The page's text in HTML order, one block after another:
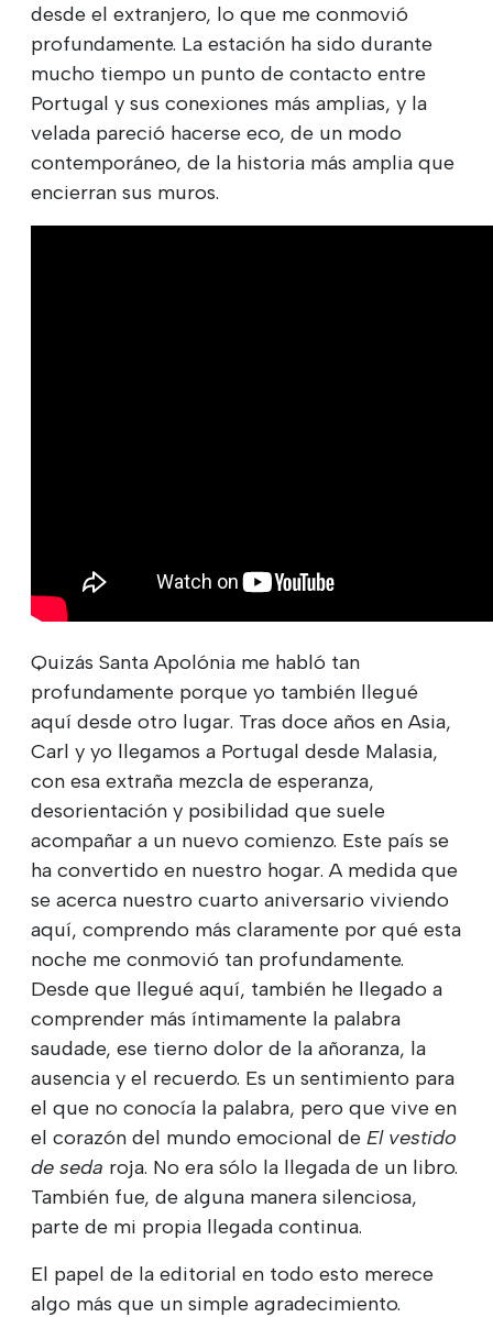
desde el extranjero, lo que me conmovió
profundamente. La estación ha sido durante
mucho tiempo un punto de contacto entre
Portugal y sus conexiones más amplias, y la
velada pareció hacerse eco, de un modo
contemporáneo, de la historia más amplia que
encierran sus muros.
Quizás Santa Apolónia me habló tan
profundamente porque yo también llegué
aquí desde otro lugar. Tras doce años en Asia,
Carl y yo llegamos a Portugal desde Malasia,
con esa extraña mezcla de esperanza,
desorientación y posibilidad que suele
acompañar a un nuevo comienzo. Este país se
ha convertido en nuestro hogar. A medida que
se acerca nuestro cuarto aniversario viviendo
aquí, comprendo más claramente por qué esta
noche me conmovió tan profundamente.
Desde que llegué aquí, también he llegado a
comprender más íntimamente la palabra
saudade, ese tierno dolor de la añoranza, la
ausencia y el recuerdo. Es un sentimiento para
el que no conocía la palabra, pero que vive en
el corazón del mundo emocional de El vestido
de seda roja. No era sólo la llegada de un libro.
También fue, de alguna manera silenciosa,
parte de mi propia llegada continua.
El papel de la editorial en todo esto merece
algo más que un simple agradecimiento.